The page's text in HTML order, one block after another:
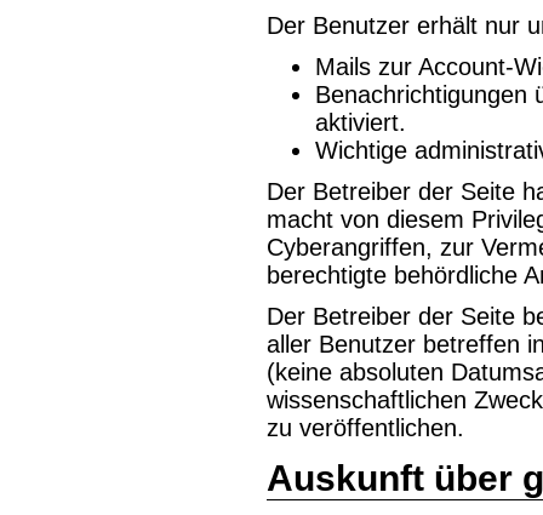
Der Benutzer erhält nur
Mails zur Account-
Benachrichtigungen
aktiviert.
Wichtige
Der Betreiber der Seite
macht von diesem
Cyberangriffen, zur
berechtigte behördliche
Der Betreiber der Seite
aller Benutzer betreffen
(keine absoluten
wissenschaftlichen
zu veröffentlichen.
Auskunft über